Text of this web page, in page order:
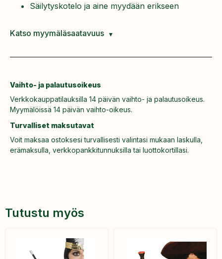
Säilytyskotelo ja aine myydään erikseen
Katso myymäläsaatavuus
Vaihto- ja palautusoikeus
Verkkokauppatilauksilla 14 päivän vaihto- ja palautusoikeus.
Myymälöissä 14 päivän vaihto-oikeus.
Turvalliset maksutavat
Voit maksaa ostoksesi turvallisesti valintasi mukaan laskulla,
erämaksulla, verkkopankkitunnuksilla tai luottokortillasi.
Tutustu myös